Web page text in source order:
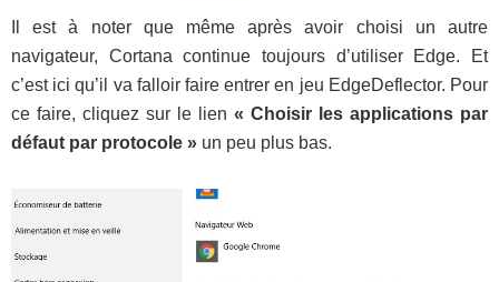
Il est à noter que même après avoir choisi un autre
navigateur, Cortana continue toujours d’utiliser Edge. Et
c’est ici qu’il va falloir faire entrer en jeu EdgeDeflector. Pour
ce faire, cliquez sur le lien « Choisir les applications par
défaut par protocole » un peu plus bas.